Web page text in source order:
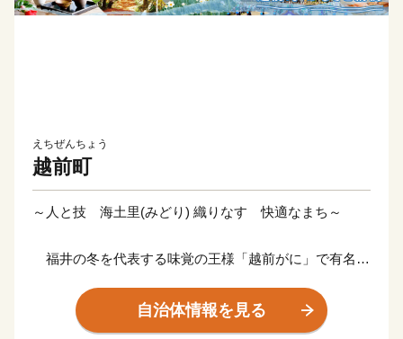
えちぜんちょう
越前町
～人と技 海土里(みどり) 織りなす 快適なまち～
福井の冬を代表する味覚の王様「越前がに」で有名な
おり、自然と豊かな海の恵みに恵まれています。
自治体情報を見る